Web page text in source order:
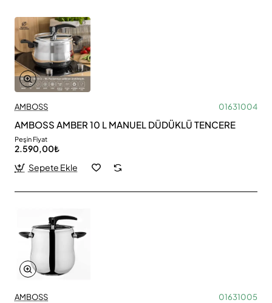
AMBOSS 01631004
AMBOSS AMBER 10 L MANUEL DÜDÜKLÜ TENCERE
Peşin Fiyat
2.590,00₺
Sepete Ekle
AMBOSS 01631005